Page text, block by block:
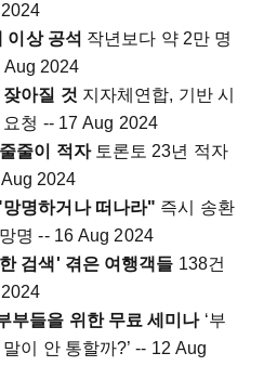
이상 공석 작년보다 약 2만 명
Aug 2024
아질 것 지자체연합, 기반 시
청 -- 17 Aug 2024
줄이 적자토론토 23년 적자
2024
명하거나 떠나라" 즉시 송환
명 -- 16 Aug 2024
검색' 겪은 여행객들 138건
부들을 위한 무료 세미나‘부
이 안 통할까?’ -- 12 Aug